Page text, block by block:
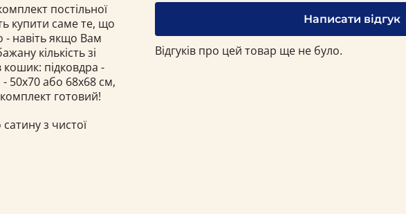
постільної
купити саме те, що
навіть якщо Вам
кількість зі
підковдра -
50х70 або 68x68 см,
готовий!
з чистої
Написати відгук
Відгуків про цей товар ще не було.